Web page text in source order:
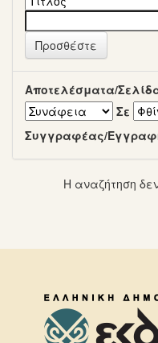
Αποτελέσματα/
Σε
Συγγραφέας/
Η αναζήτηση